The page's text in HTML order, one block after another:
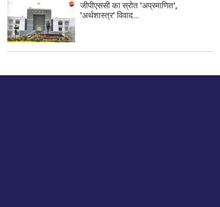
जीपीएससी का स्रोत 'अप्रमाणित',
'अर्थशास्त्र' विवाद...